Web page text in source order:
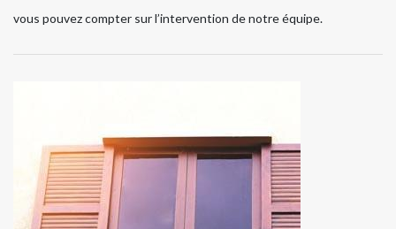
vous pouvez compter sur l’intervention de notre équipe.